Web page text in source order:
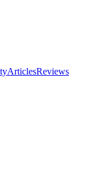
ArticlesReviews